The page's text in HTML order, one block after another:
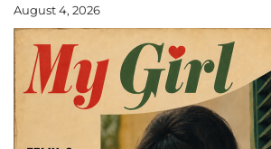
August 4, 2026